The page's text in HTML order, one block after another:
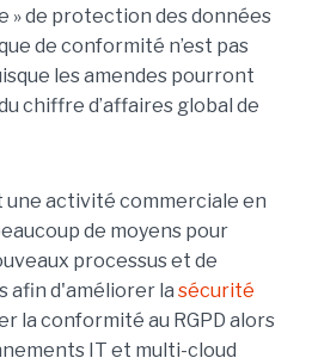
» de protection des données
de conformité n’est pas
les amendes pourront
chiffre d’affaires global de
une activité commerciale en
de moyens pour
processus et de
afin d'améliorer la sécurité
la conformité au RGPD alors
IT et multi-cloud